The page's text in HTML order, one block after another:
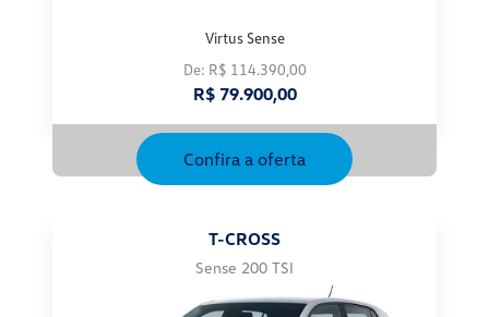
Virtus Sense
De: R$ 114.390,00
R$ 79.900,00
Confira a oferta
T-CROSS
Sense 200 TSI